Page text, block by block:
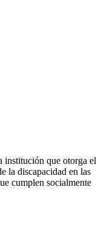
institución que otorga el
la discapacidad en las
cumplen socialmente